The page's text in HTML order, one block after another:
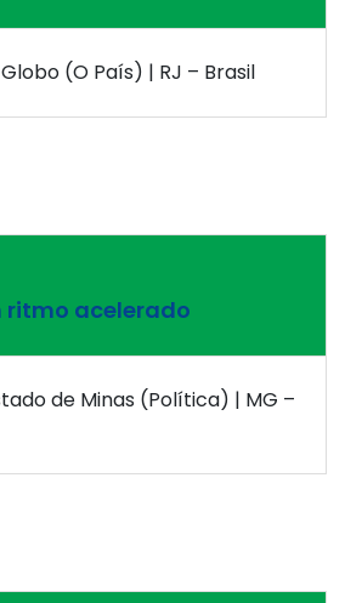
(O País) | RJ – Brasil
ritmo acelerado
de Minas (Política) | MG –